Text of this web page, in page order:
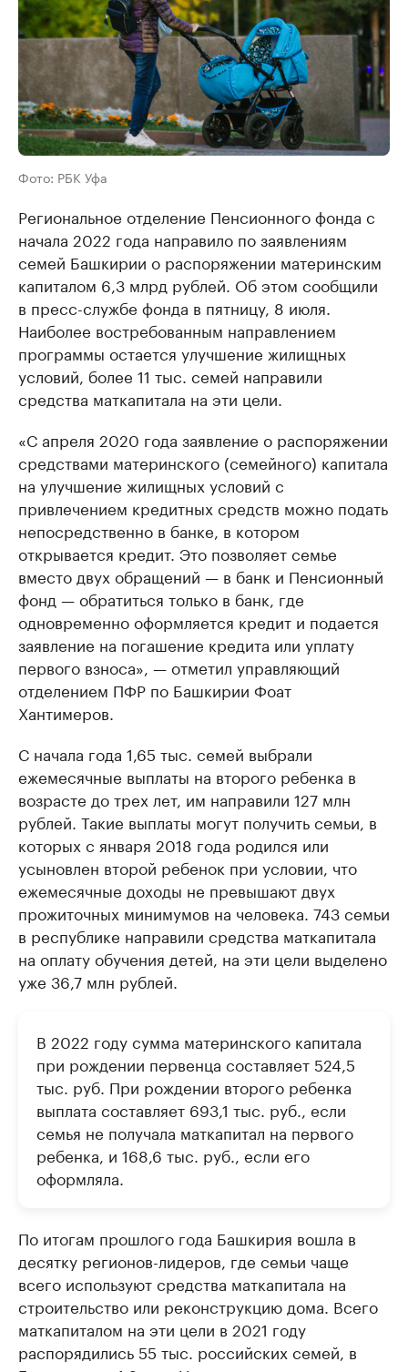
Фото: РБК Уфа
Региональное отделение Пенсионного фонда с
начала 2022 года направило по заявлениям
семей Башкирии о распоряжении материнским
капиталом 6,3 млрд рублей. Об этом сообщили
в пресс-службе фонда в пятницу, 8 июля.
Наиболее востребованным направлением
программы остается улучшение жилищных
условий, более 11 тыс. семей направили
средства маткапитала на эти цели.
«С апреля 2020 года заявление о распоряжении
средствами материнского (семейного) капитала
на улучшение жилищных условий с
привлечением кредитных средств можно подать
непосредственно в банке, в котором
открывается кредит. Это позволяет семье
вместо двух обращений — в банк и Пенсионный
фонд — обратиться только в банк, где
одновременно оформляется кредит и подается
заявление на погашение кредита или уплату
первого взноса», — отметил управляющий
отделением ПФР по Башкирии Фоат
Хантимеров.
С начала года 1,65 тыс. семей выбрали
ежемесячные выплаты на второго ребенка в
возрасте до трех лет, им направили 127 млн
рублей. Такие выплаты могут получить семьи, в
которых с января 2018 года родился или
усыновлен второй ребенок при условии, что
ежемесячные доходы не превышают двух
прожиточных минимумов на человека. 743 семьи
в республике направили средства маткапитала
на оплату обучения детей, на эти цели выделено
уже 36,7 млн рублей.
В 2022 году сумма материнского капитала
при рождении первенца составляет 524,5
тыс. руб. При рождении второго ребенка
выплата составляет 693,1 тыс. руб., если
семья не получала маткапитал на первого
ребенка, и 168,6 тыс. руб., если его
оформляла.
По итогам прошлого года Башкирия вошла в
десятку регионов-лидеров, где семьи чаще
всего используют средства маткапитала на
строительство или реконструкцию дома. Всего
маткапиталом на эти цели в 2021 году
распорядились 55 тыс. российских семей, в